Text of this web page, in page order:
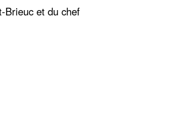
Brieuc et du chef